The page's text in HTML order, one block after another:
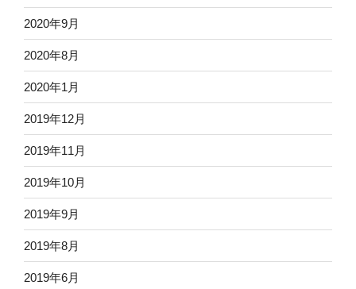
2020年9月
2020年8月
2020年1月
2019年12月
2019年11月
2019年10月
2019年9月
2019年8月
2019年6月